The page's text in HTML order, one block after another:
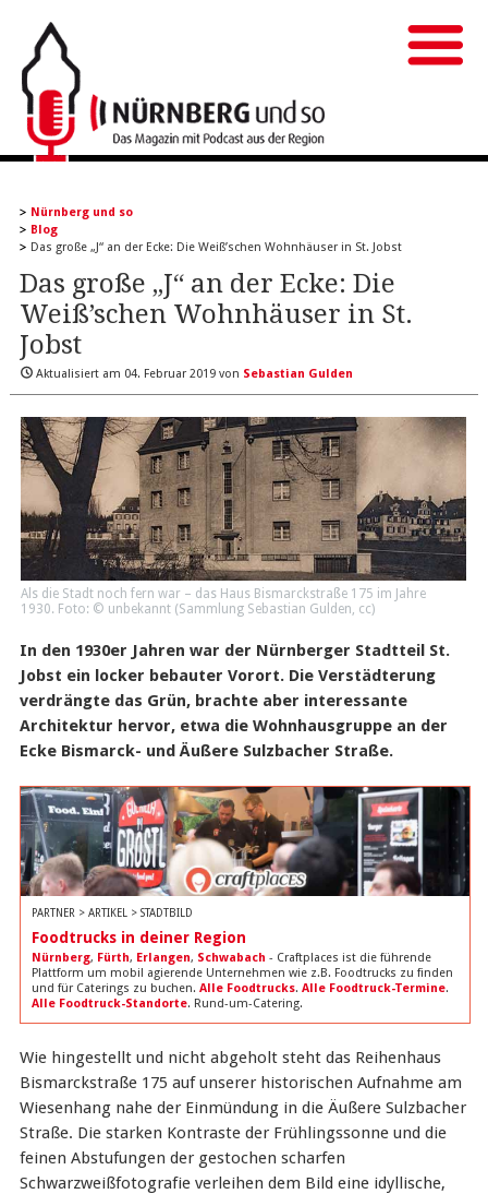
Nürnberg und so
Blog
Das große „J“ an der Ecke: Die Weiß’schen Wohnhäuser in St. Jobst
Das große „J“ an der Ecke: Die
Weiß’schen Wohnhäuser in St.
Jobst
Aktualisiert am 04. Februar 2019von Sebastian Gulden
Als die Stadt noch fern war – das Haus Bismarckstraße 175 im Jahre
1930. Foto: © unbekannt (Sammlung Sebastian Gulden, cc)
In den 1930er Jahren war der Nürnberger Stadtteil St.
Jobst ein locker bebauter Vorort. Die Verstädterung
verdrängte das Grün, brachte aber interessante
Architektur hervor, etwa die Wohnhausgruppe an der
Ecke Bismarck- und Äußere Sulzbacher Straße.
PARTNER > ARTIKEL > STADTBILD
Foodtrucks in deiner Region
Nürnberg, Fürth, Erlangen, Schwabach - Craftplaces ist die führende
Plattform um mobil agierende Unternehmen wie z.B. Foodtrucks zu finden
und für Caterings zu buchen. Alle Foodtrucks. Alle Foodtruck-Termine.
Alle Foodtruck-Standorte. Rund-um-Catering.
Wie hingestellt und nicht abgeholt steht das Reihenhaus
Bismarckstraße 175 auf unserer historischen Aufnahme am
Wiesenhang nahe der Einmündung in die Äußere Sulzbacher
Straße. Die starken Kontraste der Frühlingssonne und die
feinen Abstufungen der gestochen scharfen
Schwarzweißfotografie verleihen dem Bild eine idyllische,